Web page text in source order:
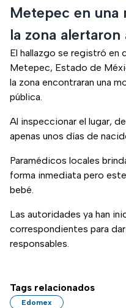
Metepec en una
la zona
El hallazgo se registró en
Metepec, Estado de
la zona encontraran una
pública.
Al inspeccionar el lugar,
apenas unos días de
Paramédicos locales
forma inmediata pero
bebé.
Las autoridades ya han
correspondientes para
responsables.
Tags relacionados
Edomex